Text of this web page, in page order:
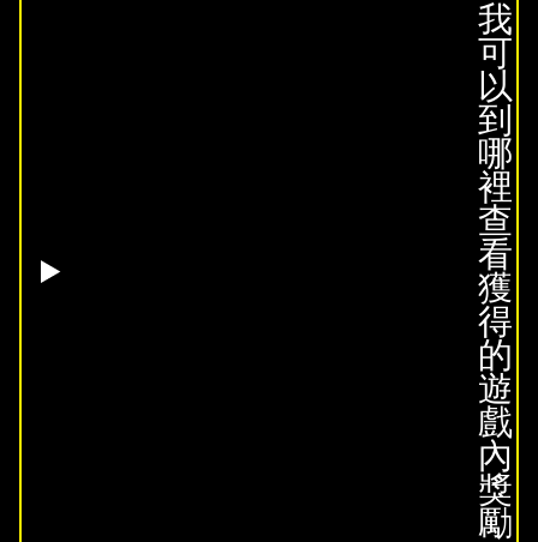
我
可
以
到
哪
裡
查
看
獲
得
的
遊
戲
內
獎
勵